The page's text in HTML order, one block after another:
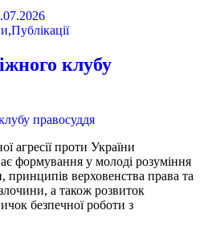
,Публікації
клубу
агресії проти України
формування у молоді розуміння
верховенства права та
а також розвиток
безпечної роботи з